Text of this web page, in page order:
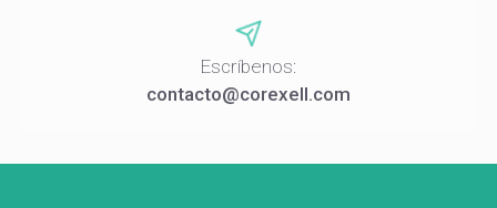
Escríbenos:
contacto@corexell.com